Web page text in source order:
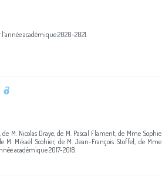
académique 2020-2021.
M. Nicolas Draye, de M. Pascal Flament, de Mme Sophie
Mikaël Scohier, de M. Jean-François Stoffel, de Mme
académique 2017-2018.